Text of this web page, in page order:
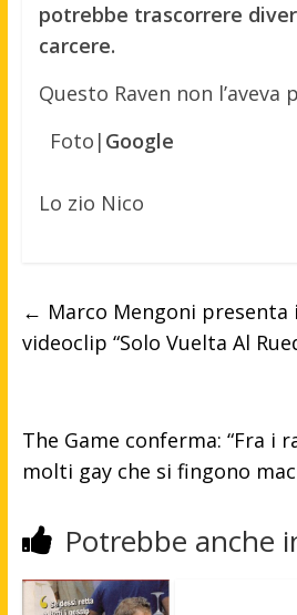
potrebbe trascorrere
carcere.
Questo Raven non l’aveva
Foto| Google
Lo zio Nico
← Marco Mengoni
videoclip “Solo Vuelta Al
The Game conferma: “Fra i
molti gay che si fingono
Potrebbe anche